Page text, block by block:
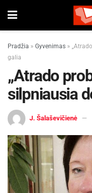
Pradžia » Gyvenimas »
galia
„Atrado
silpniausia
J. Šalaševičienė